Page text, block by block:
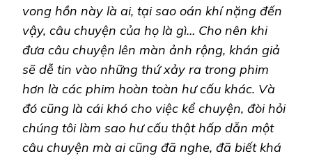
vong hồn này là ai, tại sao oán khí nặng đến
vậy, câu chuyện của họ là gì… Cho nên khi
đưa câu chuyện lên màn ảnh rộng, khán giả
sẽ dễ tin vào những thứ xảy ra trong phim
hơn là các phim hoàn toàn hư cấu khác. Và
đó cũng là cái khó cho việc kể chuyện, đòi hỏi
chúng tôi làm sao hư cấu thật hấp dẫn một
câu chuyện mà ai cũng đã nghe, đã biết khá